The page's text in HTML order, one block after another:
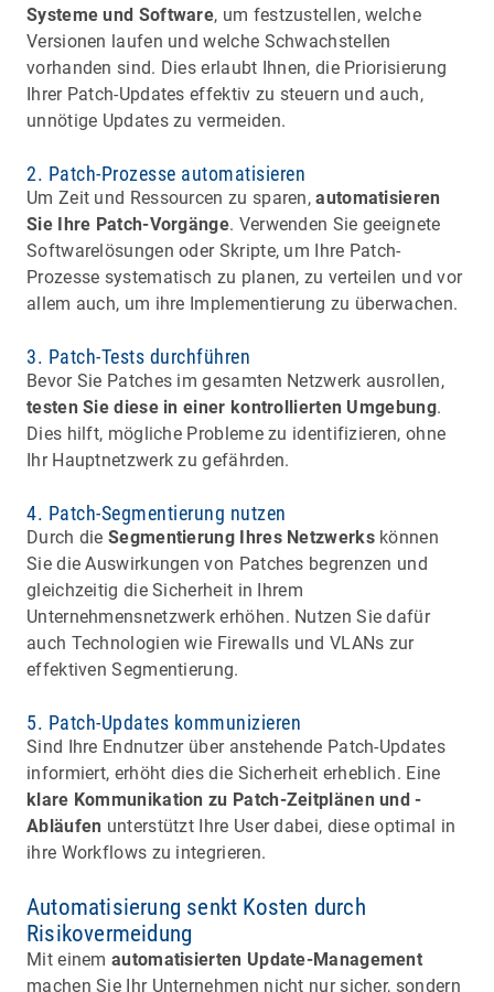
Systeme und Software, um festzustellen, welche
Versionen laufen und welche Schwachstellen
vorhanden sind. Dies erlaubt Ihnen, die Priorisierung
Ihrer Patch-Updates effektiv zu steuern und auch,
unnötige Updates zu vermeiden.
2. Patch-Prozesse automatisieren
Um Zeit und Ressourcen zu sparen,automatisieren
Sie Ihre Patch-Vorgänge. Verwenden Sie geeignete
Softwarelösungen oder Skripte, um Ihre Patch-
Prozesse systematisch zu planen, zu verteilen und vor
allem auch, um ihre Implementierung zu überwachen.
3. Patch-Tests durchführen
Bevor Sie Patches im gesamten Netzwerk ausrollen,
testen Sie diese in einer kontrollierten Umgebung.
Dies hilft, mögliche Probleme zu identifizieren, ohne
Ihr Hauptnetzwerk zu gefährden.
4. Patch-Segmentierung nutzen
Durch dieSegmentierung Ihres Netzwerkskönnen
Sie die Auswirkungen von Patches begrenzen und
gleichzeitig die Sicherheit in Ihrem
Unternehmensnetzwerk erhöhen. Nutzen Sie dafür
auch Technologien wie Firewalls und VLANs zur
effektiven Segmentierung.
5. Patch-Updates kommunizieren
Sind Ihre Endnutzer über anstehende Patch-Updates
informiert, erhöht dies die Sicherheit erheblich. Eine
klare Kommunikation zu Patch-Zeitplänen und -
Abläufen unterstützt Ihre User dabei, diese optimal in
ihre Workflows zu integrieren.
Automatisierung senkt Kosten durch
Risikovermeidung
Mit einemautomatisierten Update-Management
machen Sie Ihr Unternehmen nicht nur sicher, sondern